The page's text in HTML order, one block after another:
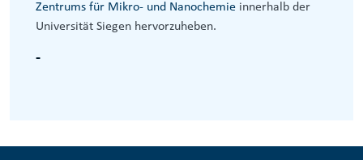
Zentrums für Mikro- und Nanochemie innerhalb der
Universität Siegen hervorzuheben.
-